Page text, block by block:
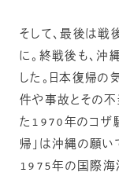
そして、最後は
に。終戦後も、沖
した。日本復帰の
件や事故とその
た1970年のコザ
帰」は沖縄の願い
1975年の国際海